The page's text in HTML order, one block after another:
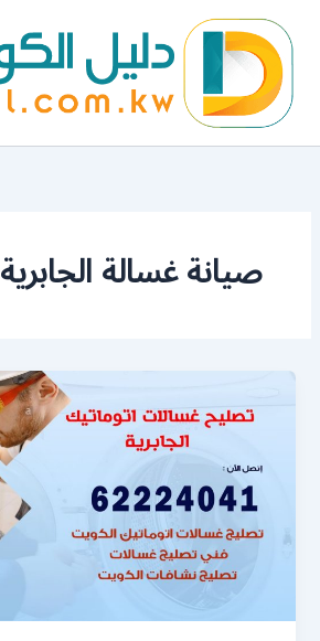
المحتوى
صيانة غسالة الجابرية